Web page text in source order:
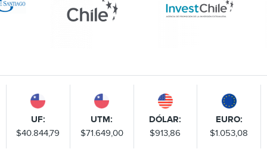
UF:
$40.844,79
UTM:
$71.649,00
DÓLAR:
$913,86
EURO:
$1.053,08